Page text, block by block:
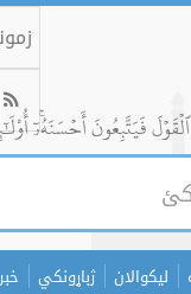
فَيَتَّبِعُونَ أَحۡسَنَهُۥٓۚ
لیکوالان ژباړونکي